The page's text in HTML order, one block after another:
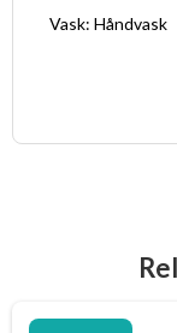
Vask: Håndvask